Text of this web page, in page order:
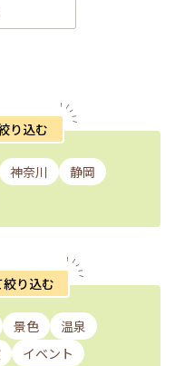
り込む
神奈川
静岡
り込む
景色
温泉
イベント